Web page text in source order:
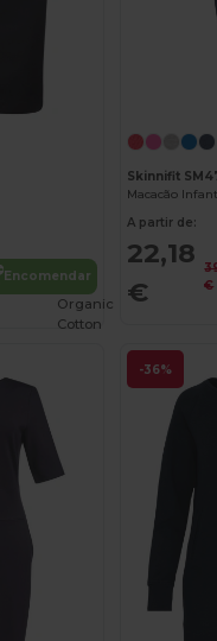
Encomendar
Skinnifit
Macacão
A partir de:
22,18
€
€
-36%
Organic
Cotton